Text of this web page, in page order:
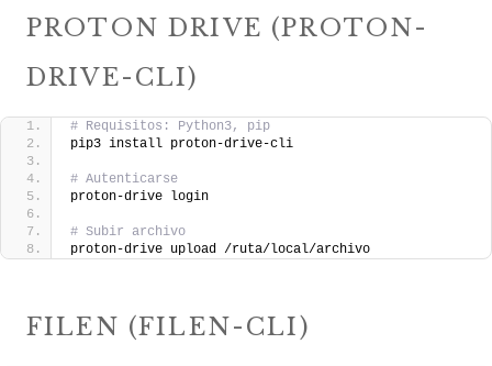
PROTON DRIVE (PROTON-
DRIVE-CLI)
# Requisitos: Python3, pip
pip3 install proton-drive-cli
# Autenticarse
proton-drive login
# Subir archivo
proton-drive upload /ruta/local/archivo
FILEN (FILEN-CLI)